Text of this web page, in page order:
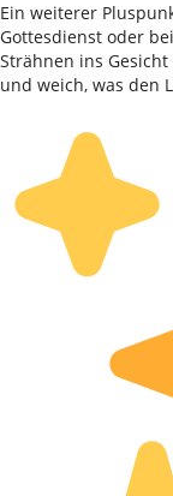
Ein weiterer
Gottesdienst oder
Strähnen ins
und weich, was den